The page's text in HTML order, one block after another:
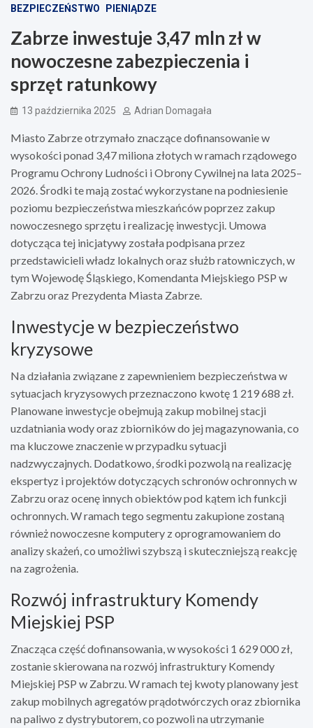
BEZPIECZEŃSTWO PIENIĄDZE
Zabrze inwestuje 3,47 mln zł w
nowoczesne zabezpieczenia i
sprzęt ratunkowy
13 października 2025 Adrian Domagała
Miasto Zabrze otrzymało znaczące dofinansowanie w
wysokości ponad 3,47 miliona złotych w ramach rządowego
Programu Ochrony Ludności i Obrony Cywilnej na lata 2025–
2026. Środki te mają zostać wykorzystane na podniesienie
poziomu bezpieczeństwa mieszkańców poprzez zakup
nowoczesnego sprzętu i realizację inwestycji. Umowa
dotycząca tej inicjatywy została podpisana przez
przedstawicieli władz lokalnych oraz służb ratowniczych, w
tym Wojewodę Śląskiego, Komendanta Miejskiego PSP w
Zabrzu oraz Prezydenta Miasta Zabrze.
Inwestycje w bezpieczeństwo
kryzysowe
Na działania związane z zapewnieniem bezpieczeństwa w
sytuacjach kryzysowych przeznaczono kwotę 1 219 688 zł.
Planowane inwestycje obejmują zakup mobilnej stacji
uzdatniania wody oraz zbiorników do jej magazynowania, co
ma kluczowe znaczenie w przypadku sytuacji
nadzwyczajnych. Dodatkowo, środki pozwolą na realizację
ekspertyz i projektów dotyczących schronów ochronnych w
Zabrzu oraz ocenę innych obiektów pod kątem ich funkcji
ochronnych. W ramach tego segmentu zakupione zostaną
również nowoczesne komputery z oprogramowaniem do
analizy skażeń, co umożliwi szybszą i skuteczniejszą reakcję
na zagrożenia.
Rozwój infrastruktury Komendy
Miejskiej PSP
Znacząca część dofinansowania, w wysokości 1 629 000 zł,
zostanie skierowana na rozwój infrastruktury Komendy
Miejskiej PSP w Zabrzu. W ramach tej kwoty planowany jest
zakup mobilnych agregatów prądotwórczych oraz zbiornika
na paliwo z dystrybutorem, co pozwoli na utrzymanie